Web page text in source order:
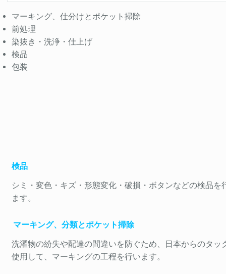
マーキング、仕分けとポケット掃除
前処理
染抜き・洗浄・仕上げ
検品
包装
検品
シミ・変色・キズ・形態変化・破損・ボタンなどの検品を
ます。
マーキング、分類とポケット掃除
洗濯物の紛失や配達の間違いを防ぐため、日本からのタッ
使用して、マーキングの工程を行います。